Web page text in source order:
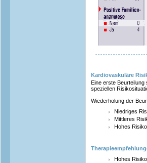
Kardiovaskuläre
Eine erste Beurteilung
speziellen
Wiederholung der
Niedriges
Mittleres
Hohes
Hohes